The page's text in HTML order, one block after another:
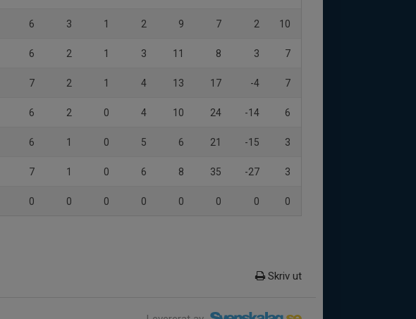
6 3 1 2 9 7 2 10
6 2 1 3 11 8 3 7
7 2 1 4 13 17 -4 7
6 2 0 4 10 24 -14 6
6 1 0 5 6 21 -15 3
7 1 0 6 8 35 -27 3
0 0 0 0 0 0 0 0
Skriv ut